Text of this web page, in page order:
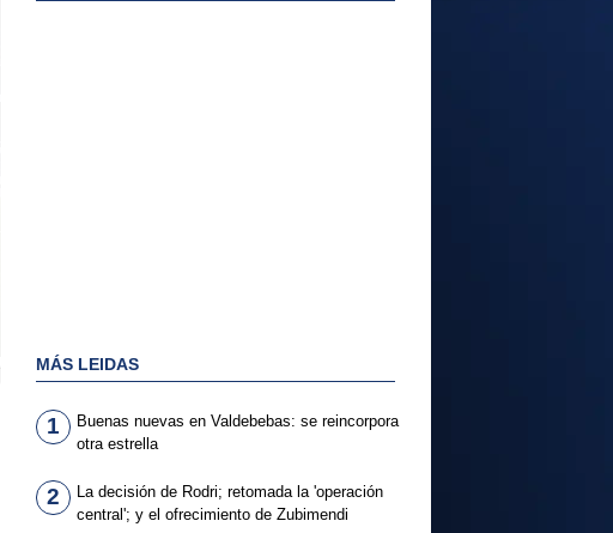
MÁS LEIDAS
1
Buenas nuevas en Valdebebas: se reincorpora
otra estrella
2
La decisión de Rodri; retomada la 'operación
central'; y el ofrecimiento de Zubimendi